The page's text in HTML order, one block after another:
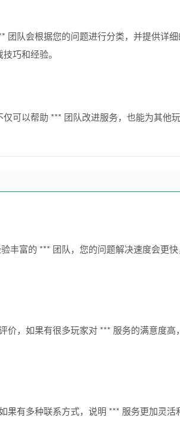
团队会根据您的问题进行分类，并提供详细
巧和经验。
可以帮助 *** 团队改进服务，也能为其他
丰富的 *** 团队，您的问题解决速度会更快
，如果有很多玩家对 *** 服务的满意度高，
果有多种联系方式，说明 *** 服务更加灵活